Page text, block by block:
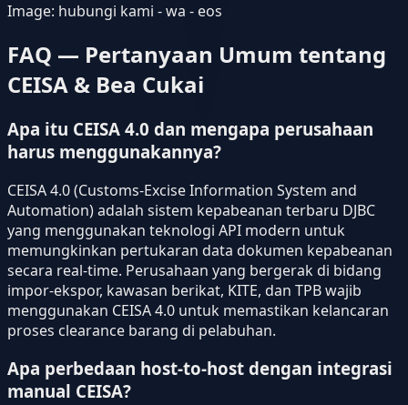
Image: hubungi kami - wa - eos
FAQ — Pertanyaan Umum tentang
CEISA & Bea Cukai
Apa itu CEISA 4.0 dan mengapa perusahaan
harus menggunakannya?
CEISA 4.0 (Customs-Excise Information System and
Automation) adalah sistem kepabeanan terbaru DJBC
yang menggunakan teknologi API modern untuk
memungkinkan pertukaran data dokumen kepabeanan
secara real-time. Perusahaan yang bergerak di bidang
impor-ekspor, kawasan berikat, KITE, dan TPB wajib
menggunakan CEISA 4.0 untuk memastikan kelancaran
proses clearance barang di pelabuhan.
Apa perbedaan host-to-host dengan integrasi
manual CEISA?